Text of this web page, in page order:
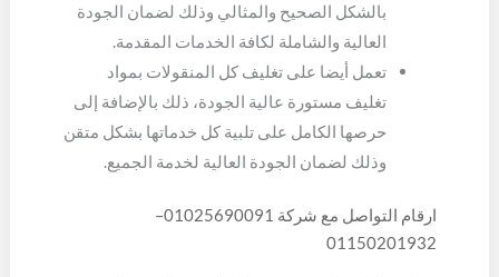
بالشكل الصحيح والمثالي وذلك لضمان الجودة
العالية والشاملة لكافة الخدمات المقدمة.
تعمل أيضا على تغليف كل المنقولات بمواد
تغليف مستورة عالية الجودة، ذلك بالإضافة إلى
حرصها الكامل على تلبية كل خدماتها بشكل متقن
وذلك لضمان الجودة العالية لخدمة الجميع.
ارقام التواصل مع شركة 01025690091–
01150201932